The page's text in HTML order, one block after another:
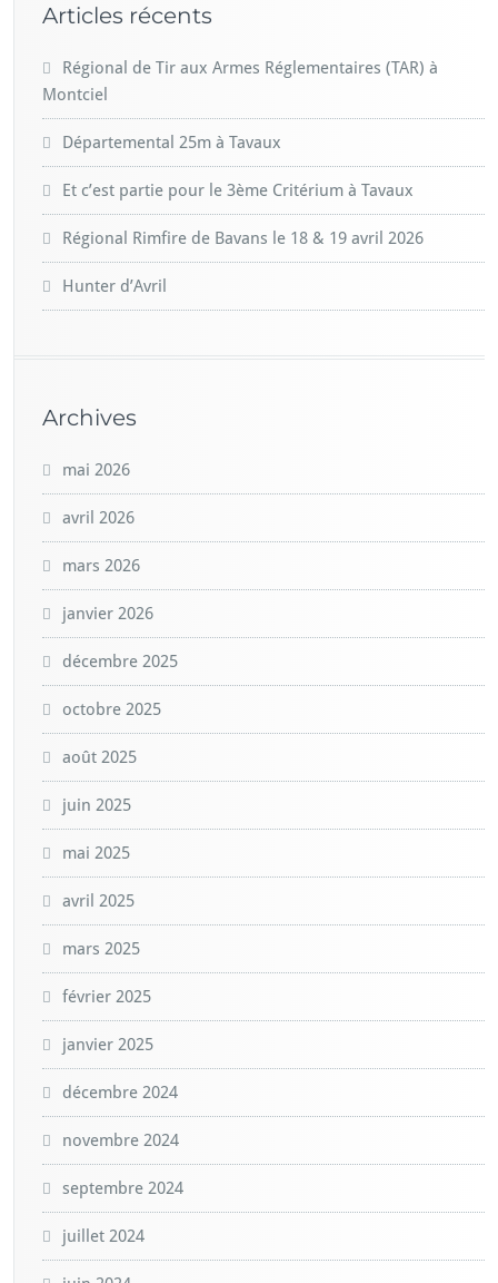
Articles récents
Régional de Tir aux Armes Réglementaires (TAR) à
Montciel
Départemental 25m à Tavaux
Et c’est partie pour le 3ème Critérium à Tavaux
Régional Rimfire de Bavans le 18 & 19 avril 2026
Hunter d’Avril
Archives
mai 2026
avril 2026
mars 2026
janvier 2026
décembre 2025
octobre 2025
août 2025
juin 2025
mai 2025
avril 2025
mars 2025
février 2025
janvier 2025
décembre 2024
novembre 2024
septembre 2024
juillet 2024